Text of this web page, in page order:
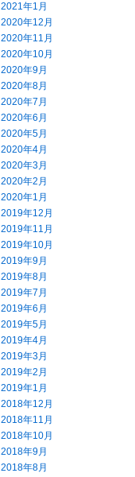
2021年1月
2020年12月
2020年11月
2020年10月
2020年9月
2020年8月
2020年7月
2020年6月
2020年5月
2020年4月
2020年3月
2020年2月
2020年1月
2019年12月
2019年11月
2019年10月
2019年9月
2019年8月
2019年7月
2019年6月
2019年5月
2019年4月
2019年3月
2019年2月
2019年1月
2018年12月
2018年11月
2018年10月
2018年9月
2018年8月